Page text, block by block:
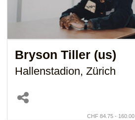
Bryson Tiller (us)
Hallenstadion, Zürich
CHF 84.75 - 160.00